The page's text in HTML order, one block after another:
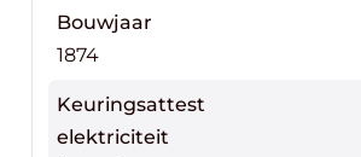
Bouwjaar
1874
Keuringsattest
elektriciteit